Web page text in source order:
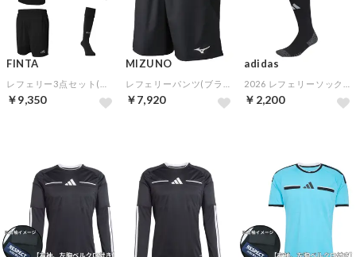
FINTA
￥9,350
MIZUNO
￥7,920
adidas
￥2,200